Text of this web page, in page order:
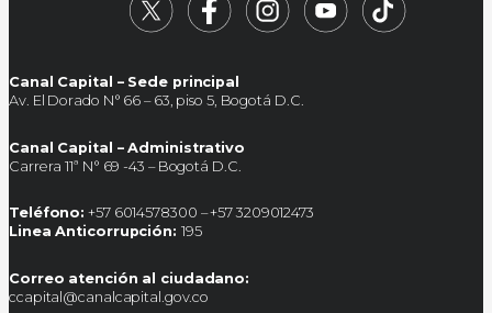
Canal Capital – Sede principal
Av. El Dorado N° 66 – 63, piso 5, Bogotá D.C.
Canal Capital – Administrativo
Carrera 11ª N° 69 -43 – Bogotá D.C.
Teléfono: +57 6014578300 – +57 3209012473
Linea Anticorrupción: 195
Correo atención al ciudadano:
ccapital@canalcapital.gov.co